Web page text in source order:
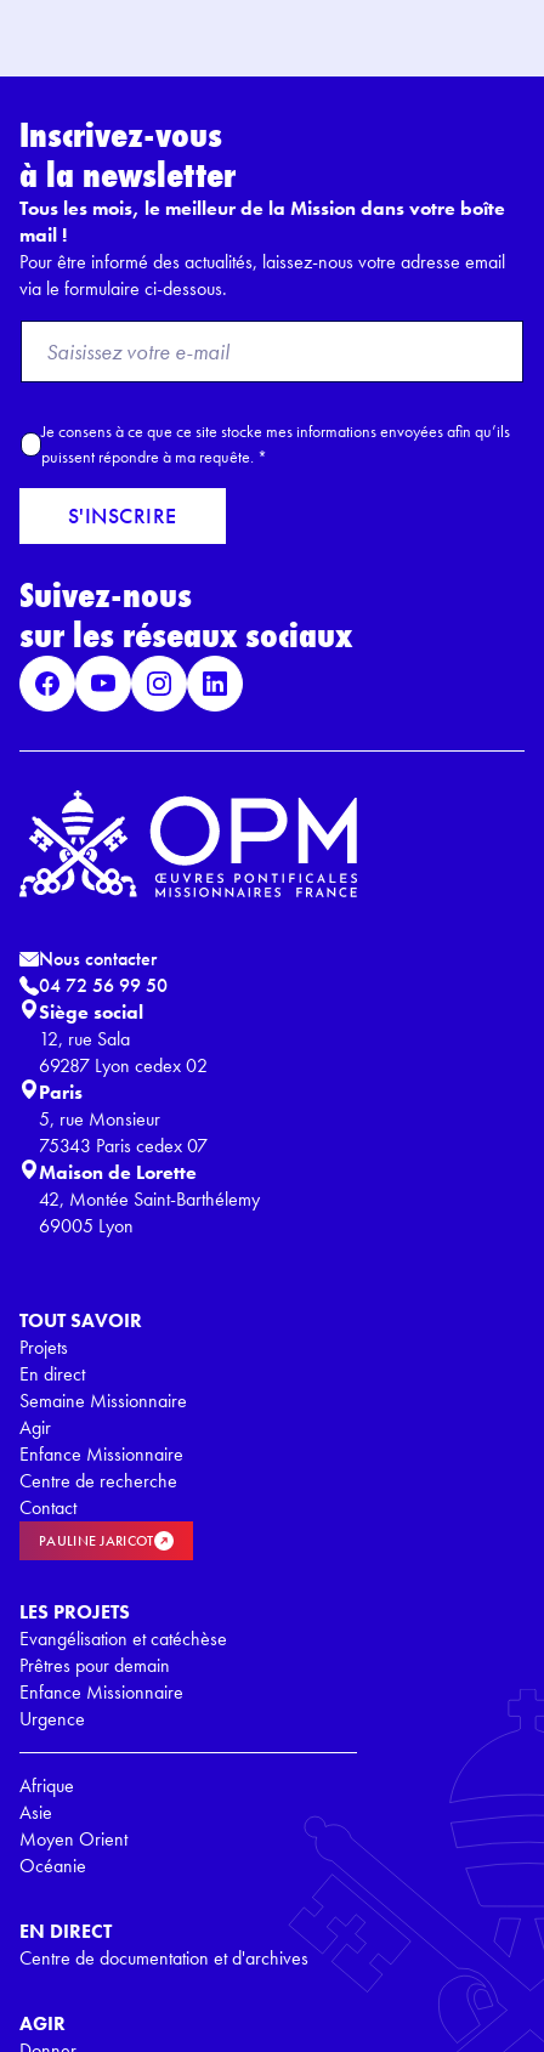
Inscrivez-vous
à la newsletter
Tous les mois, le meilleur de la Mission dans votre boîte
mail !
Pour être informé des actualités, laissez-nous votre adresse email
via le formulaire ci-dessous.
o
E
a
l
A
c
c
r
R
P
D
*
Je consens à ce que ce site stocke mes informations envoyées afin qu’ils
puissent répondre à ma requête. *
S'INSCRIRE
Suivez-nous
sur les réseaux sociaux
TOUT SAVOIR
Projets
En direct
Semaine Missionnaire
Agir
Enfance Missionnaire
Centre de recherche
Contact
PAULINE JARICOT
LES PROJETS
Evangélisation et catéchèse
Prêtres pour demain
Enfance Missionnaire
Urgence
Afrique
Asie
Moyen Orient
Océanie
EN DIRECT
Centre de documentation et d'archives
AGIR
Nous contacter
04 72 56 99 50
Siège social
12, rue Sala
69287 Lyon cedex 02
Paris
5, rue Monsieur
75343 Paris cedex 07
Maison de Lorette
42, Montée Saint-Barthélemy
69005 Lyon